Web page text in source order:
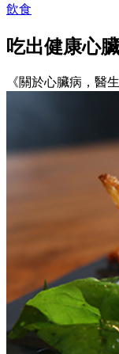
飲食
吃出健康心
《關於心臟病，醫